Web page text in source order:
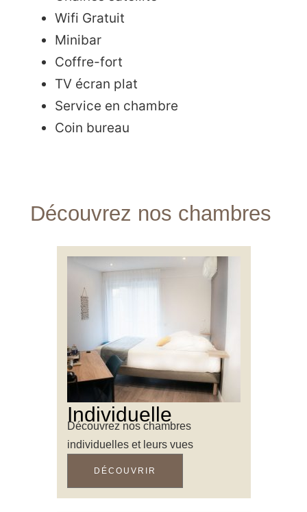
Wifi Gratuit
Minibar
Coffre-fort
TV écran plat
Service en chambre
Coin bureau
Découvrez nos chambres
Individuelle
Découvrez nos chambres
individuelles et leurs vues
DÉCOUVRIR